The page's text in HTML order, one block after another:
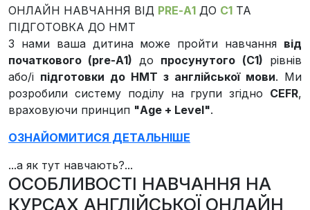
ОНЛАЙН НАВЧАННЯ ВІД РRЕ-А1 ДО С1 ТА
ПІДГОТОВКА ДО НМТ
З нами ваша дитина може пройти навчання від
початкового (рrе-А1) до просунутого (С1) рівнів
або/і підготовки до НМТ з англійської мови. Ми
розробили систему поділу на групи згідно CEFR,
враховуючи принцип "Age + Level".
ОЗНАЙОМИТИСЯ ДЕТАЛЬНІШЕ
...а як тут навчають?...
ОСОБЛИВОСТІ НАВЧАННЯ НА
КУРСАХ АНГЛІЙСЬКОЇ ОНЛАЙН